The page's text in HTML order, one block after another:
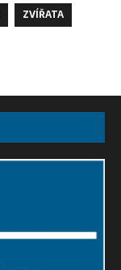
ZVÍŘATA